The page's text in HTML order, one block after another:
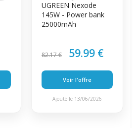
UGREEN Nexode
145W - Power bank
25000mAh
82.17 € 59.99 €
Voir l'offre
Ajouté le 13/06/2026